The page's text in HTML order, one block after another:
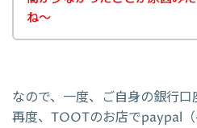
ね～
なので、一度、ご自身の銀行口
再度、TOOTのお店でpaypal